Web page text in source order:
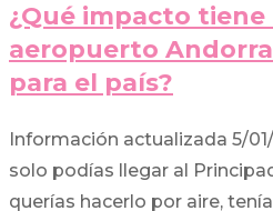
¿Qué impacto
aeropuerto
para el país?
Información actualizada 5/
solo podías llegar al
querías hacerlo por aire,